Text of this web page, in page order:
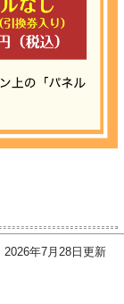
2026年7月28日更新